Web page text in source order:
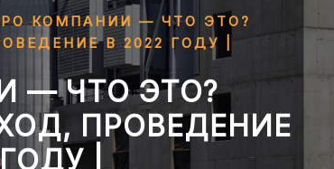
КОМПАНИИ — ЧТО ЭТО?
В 2022 ГОДУ |
— ЧТО ЭТО?
ПРОВЕДЕНИЕ
|